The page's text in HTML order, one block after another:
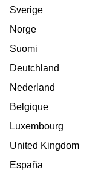
Sverige
Norge
Suomi
Deutchland
Nederland
Belgique
Luxembourg
United Kingdom
España